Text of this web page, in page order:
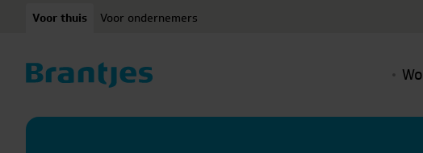
Ga naar content
Voor thuis Voor ondernemers